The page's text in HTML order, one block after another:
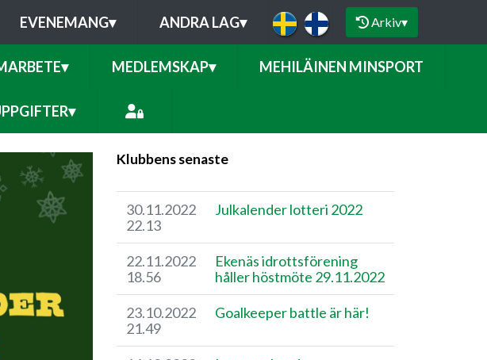
EVENEMANG▾ ANDRA LAG▾ Arkiv▾
▾ MEDLEMSKAP▾ MEHILÄINEN MINSPORT
▾
Klubbens senaste
30.11.2022
22.13
Julkalender lotteri 2022
22.11.2022
18.56
Ekenäs idrottsförening
håller höstmöte 29.11.2022
23.10.2022
21.49
Goalkeeper battle är här!